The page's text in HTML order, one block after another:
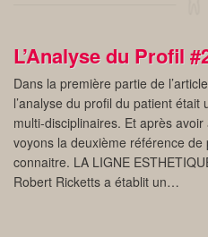
L’Analyse du Profil
Dans la première partie de
l’analyse du profil du patient
multi-disciplinaires. Et après
voyons la deuxième référence de
connaitre. LA LIGNE
Robert Ricketts a établit un…